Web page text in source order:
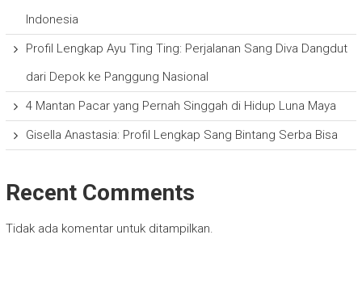
Indonesia
Profil Lengkap Ayu Ting Ting: Perjalanan Sang Diva Dangdut
dari Depok ke Panggung Nasional
4 Mantan Pacar yang Pernah Singgah di Hidup Luna Maya
Gisella Anastasia: Profil Lengkap Sang Bintang Serba Bisa
Recent Comments
Tidak ada komentar untuk ditampilkan.